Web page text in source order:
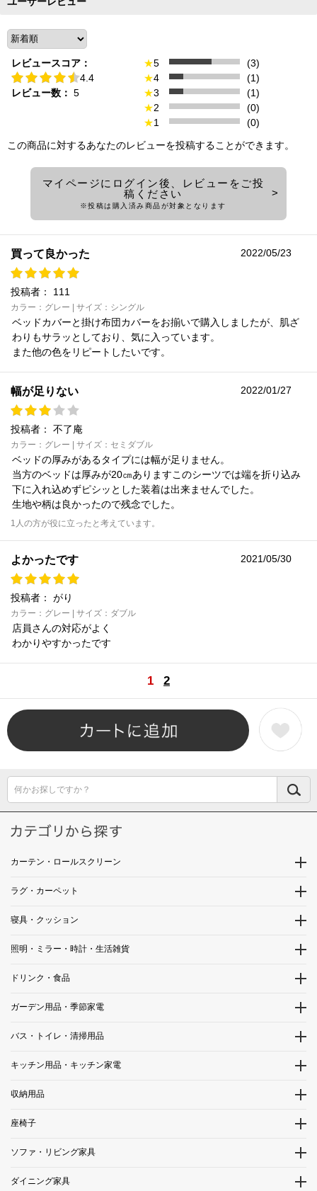
レビュースコア：
4.4
レビュー数： 5
★5
(3)
★4
(1)
★3
(1)
★2
(0)
★1
(0)
この商品に対するあなたのレビューを投稿することができます。
マイページにログイン後、レビューをご投
稿ください
※投稿は購入済み商品が対象となります
買って良かった 2022/05/23
投稿者： 111
カラー：グレー | サイズ：シングル
ベッドカバーと掛け布団カバーをお揃いで購入しましたが、肌ざ
わりもサラッとしており、気に入っています。
また他の色をリピートしたいです。
幅が足りない 2022/01/27
投稿者： 不了庵
カラー：グレー | サイズ：セミダブル
ベッドの厚みがあるタイプには幅が足りません。
当方のベッドは厚みが20㎝ありますこのシーツでは端を折り込み
下に入れ込めずピシッとした装着は出来ませんでした。
生地や柄は良かったので残念でした。
1人の方が役に立ったと考えています。
よかったです 2021/05/30
投稿者： がり
カラー：グレー | サイズ：ダブル
店員さんの対応がよく
わかりやすかったです
1 2
何かお探しですか？
カーテン・ロールスクリーン
ラグ・カーペット
寝具・クッション
照明・ミラー・時計・生活雑貨
ドリンク・食品
ガーデン用品・季節家電
バス・トイレ・清掃用品
キッチン用品・キッチン家電
収納用品
座椅子
ソファ・リビング家具
ダイニング家具